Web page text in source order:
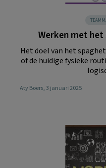
Werken met
Het doel van het
of de huidige fysieke
Aty Boers, 3 januari 2025